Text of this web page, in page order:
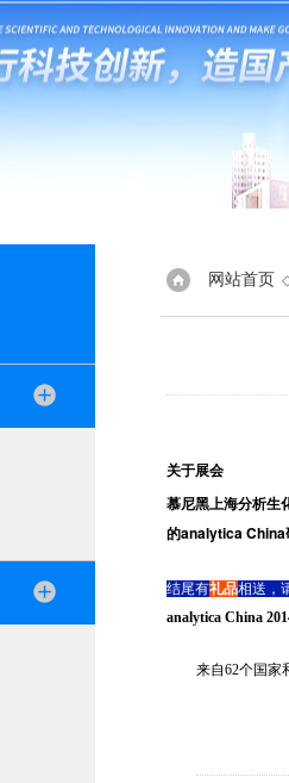
网站首页
关于展会
慕尼黑上海分析生
的analytica China
结尾有礼品相送，
analytica China
来自62个国